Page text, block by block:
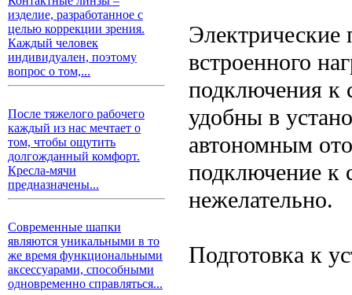
изделие, разработанное с
целью коррекции зрения.
Каждый человек
индивидуален, поэтому
вопрос о том,...
После тяжелого рабочего
каждый из нас мечтает о
том, чтобы ощутить
долгожданный комфорт.
Кресла-мячи
предназначены...
Современные шапки
являются уникальными в то
же время функциональными
аксессуарами, способными
одновременно справляться...
Электрические
встроенного
подключения к
удобны в
автономным
подключение к
нежелательно.
Подготовка к